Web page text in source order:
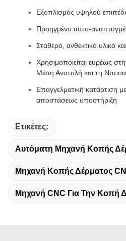
Εξοπλισμός υψηλού
Προηγμένο αυτο-
Σταθερό, ανθεκτικό υλικό
Χρησιμοποιείται ευρέως
Μέση Ανατολή και τη
Επαγγελματική κατάρτιση
αποστάσεως υποστήριξη
Ετικέτες:
Αυτόματη Μηχανή Κοπής
Μηχανή Κοπής Δέρματος
Μηχανή CNC Για Την Κοπή